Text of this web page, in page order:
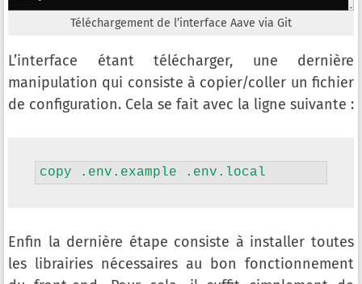
Téléchargement de l’interface Aave via Git
L’interface étant télécharger, une dernière
manipulation qui consiste à copier/coller un fichier
de configuration. Cela se fait avec la ligne suivante :
copy .env.example .env.local
Enfin la dernière étape consiste à installer toutes
les librairies nécessaires au bon fonctionnement